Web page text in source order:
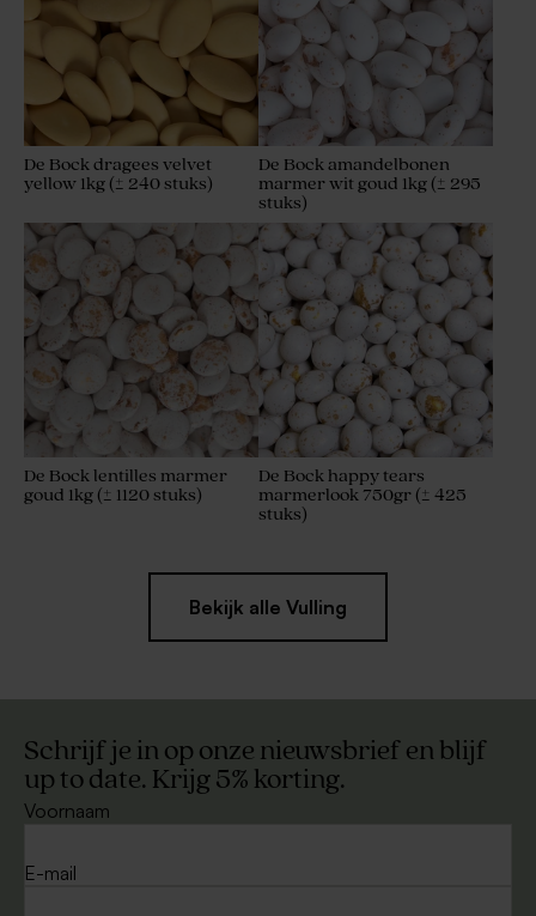
De Bock dragees velvet
yellow 1kg (± 240 stuks)
De Bock amandelbonen
marmer wit goud 1kg (± 295
stuks)
De Bock lentilles marmer
goud 1kg (± 1120 stuks)
De Bock happy tears
marmerlook 750gr (± 425
stuks)
Bekijk alle Vulling
Schrijf je in op onze nieuwsbrief en blijf
up to date. Krijg 5% korting.
Voornaam
E-mail